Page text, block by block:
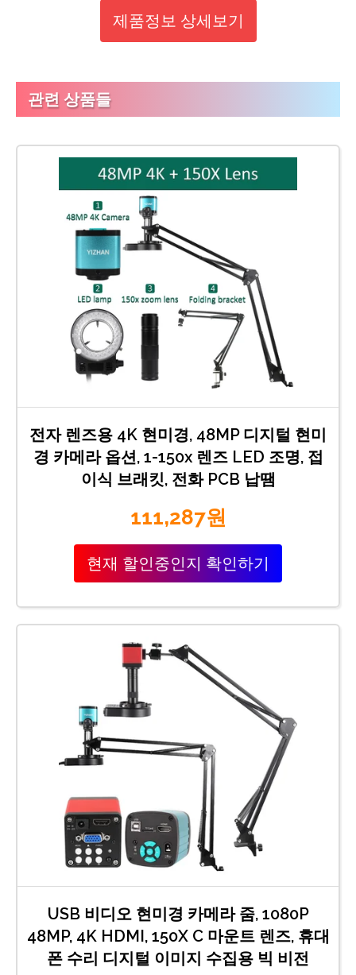
제품정보 상세보기
관련 상품들
전자 렌즈용 4K 현미경, 48MP 디지털 현미
경 카메라 옵션, 1-150x 렌즈 LED 조명, 접
이식 브래킷, 전화 PCB 납땜
111,287원
현재 할인중인지 확인하기
USB 비디오 현미경 카메라 줌, 1080P
48MP, 4K HDMI, 150X C 마운트 렌즈, 휴대
폰 수리 디지털 이미지 수집용 빅 비전